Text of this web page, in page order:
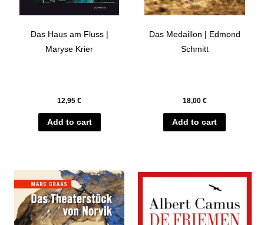
Das Haus am Fluss |
Maryse Krier
12,95€
Add to cart
Das Medaillon | Edmond
Schmitt
18,00 €
Add to cart